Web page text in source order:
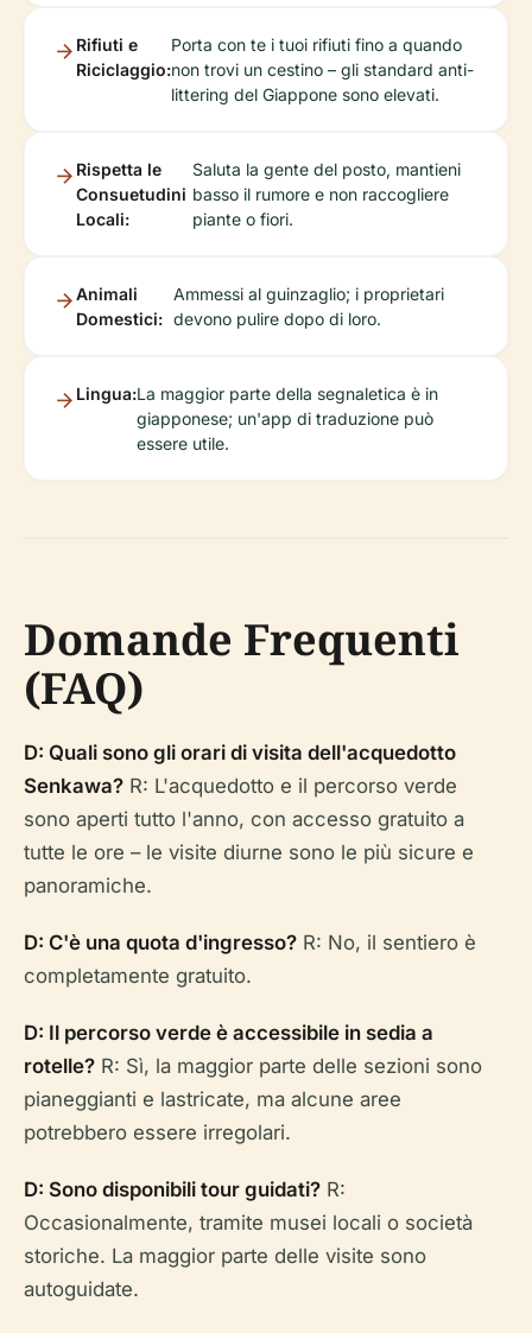
Rifiuti e
Riciclaggio:
Porta con te i tuoi rifiuti fino a quando
non trovi un cestino – gli standard anti-
littering del Giappone sono elevati.
Rispetta le
Consuetudini
Locali:
Saluta la gente del posto, mantieni
basso il rumore e non raccogliere
piante o fiori.
Animali
Domestici:
Ammessi al guinzaglio; i proprietari
devono pulire dopo di loro.
Lingua:La maggior parte della segnaletica è in
giapponese; un'app di traduzione può
essere utile.
Domande Frequenti
(FAQ)
D: Quali sono gli orari di visita dell'acquedotto
Senkawa? R: L'acquedotto e il percorso verde
sono aperti tutto l'anno, con accesso gratuito a
tutte le ore – le visite diurne sono le più sicure e
panoramiche.
D: C'è una quota d'ingresso? R: No, il sentiero è
completamente gratuito.
D: Il percorso verde è accessibile in sedia a
rotelle? R: Sì, la maggior parte delle sezioni sono
pianeggianti e lastricate, ma alcune aree
potrebbero essere irregolari.
D: Sono disponibili tour guidati? R:
Occasionalmente, tramite musei locali o società
storiche. La maggior parte delle visite sono
autoguidate.